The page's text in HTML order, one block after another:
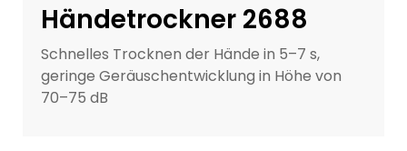
Händetrockner 2688
Schnelles Trocknen der Hände in 5–7 s,
geringe Geräuschentwicklung in Höhe von
70–75 dB